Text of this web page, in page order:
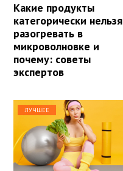
Какие продукты
категорически нельзя
разогревать в
микроволновке и
почему: советы
экспертов
ЛУЧШЕЕ